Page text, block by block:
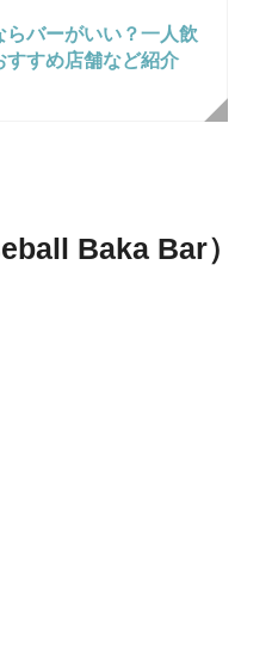
らバーがいい？一人飲
すすめ店舗など紹介
Baka Bar）